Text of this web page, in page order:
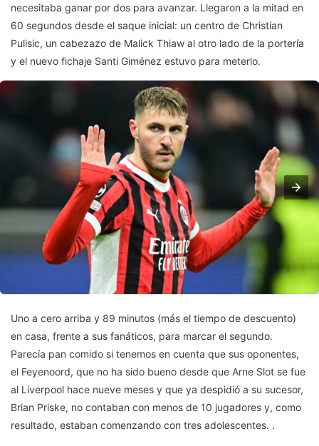
necesitaba ganar por dos para avanzar. Llegaron a la mitad en
60 segundos desde el saque inicial: un centro de Christian
Pulisic, un cabezazo de Malick Thiaw al otro lado de la portería
y el nuevo fichaje Santi Giménez estuvo para meterlo.
Uno a cero arriba y 89 minutos (más el tiempo de descuento)
en casa, frente a sus fanáticos, para marcar el segundo.
Parecía pan comido si tenemos en cuenta que sus oponentes,
el Feyenoord, que no ha sido bueno desde que Arne Slot se fue
al Liverpool hace nueve meses y que ya despidió a su sucesor,
Brian Priske, no contaban con menos de 10 jugadores y, como
resultado, estaban comenzando con tres adolescentes. .